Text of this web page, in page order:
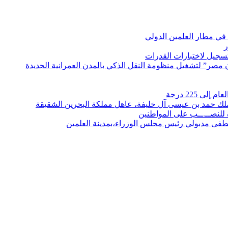
مطار العلمين الدولي
لاختبارات القدرات
لتشغيل منظومة النقل الذكي بالمدن العمرانية الجديدة
225 درجة
حمد بن عيسى آل خليفة، عاهل مملكة البحرين الشقيقة
على المواطنين
مدبولي رئيس مجلس الوزراء،بمدينة العلمين